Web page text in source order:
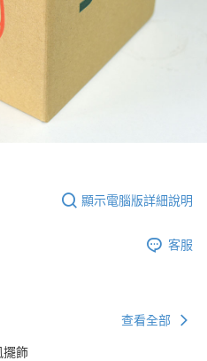
顯示電腦版詳細說明
客服
查看全部
擺飾